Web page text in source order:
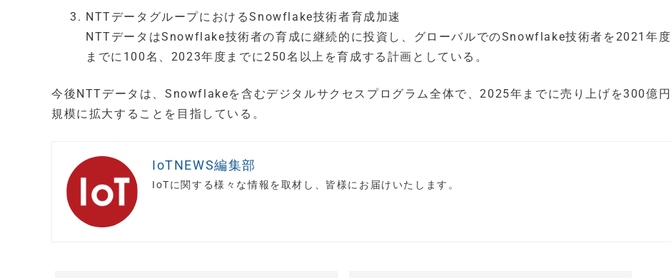
NTTデータグループにおけるSnowflake技術者育成加速
NTTデータはSnowflake技術者の育成に継続的に投資し、グローバルでのSnowflake技術者を2021年度
までに100名、2023年度までに250名以上を育成する計画としている。
今後NTTデータは、Snowflakeを含むデジタルサクセスプログラム全体で、2025年までに売り上げを300億円
規模に拡大することを目指している。
IoTNEWS編集部
IoTに関する様々な情報を取材し、皆様にお届けいたします。